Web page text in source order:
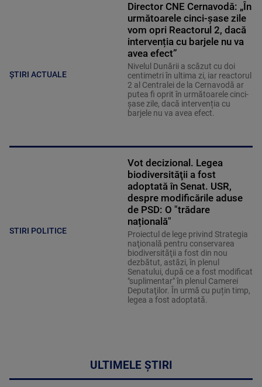
ȘTIRI ACTUALE
Director CNE Cernavodă: „În
următoarele cinci-șase zile
vom opri Reactorul 2, dacă
intervenția cu barjele nu va
avea efect”
Nivelul Dunării a scăzut cu doi
centimetri în ultima zi, iar reactorul
2 al Centralei de la Cernavodă ar
putea fi oprit în următoarele cinci-
șase zile, dacă intervenția cu
barjele nu va avea efect.
STIRI POLITICE
Vot decizional. Legea
biodiversităţii a fost
adoptată în Senat. USR,
despre modificările aduse
de PSD: O "trădare
națională"
Proiectul de lege privind Strategia
naţională pentru conservarea
biodiversităţii a fost din nou
dezbătut, astăzi, în plenul
Senatului, după ce a fost modificat
"suplimentar" în plenul Camerei
Deputaţilor. În urmă cu puțin timp,
legea a fost adoptată.
ULTIMELE ȘTIRI